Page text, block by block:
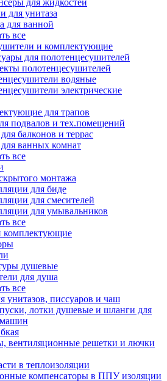
для жидкостей
для унитаза
для ванной
все
и комплектующие
для полотенцесушителей
полотенцесушителей
водяные
электрические
для трапов
подвалов и тех.помещений
балконов и террас
ванных комнат
все
монтажа
для биде
для смесителей
для умывальников
все
комплектующие
душевые
для душа
все
унитазов, писсуаров и чаш
лотки душевые и шланги для
вентиляционные решетки и лючки
в теплоизоляции
компенсаторы в ППУ изоляции